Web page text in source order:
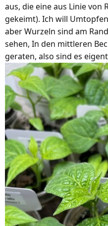
n
:
aus, die eine aus Linie von
gekeimt). Ich will
aber Wurzeln sind am
sehen, In den mittleren
geraten, also sind es